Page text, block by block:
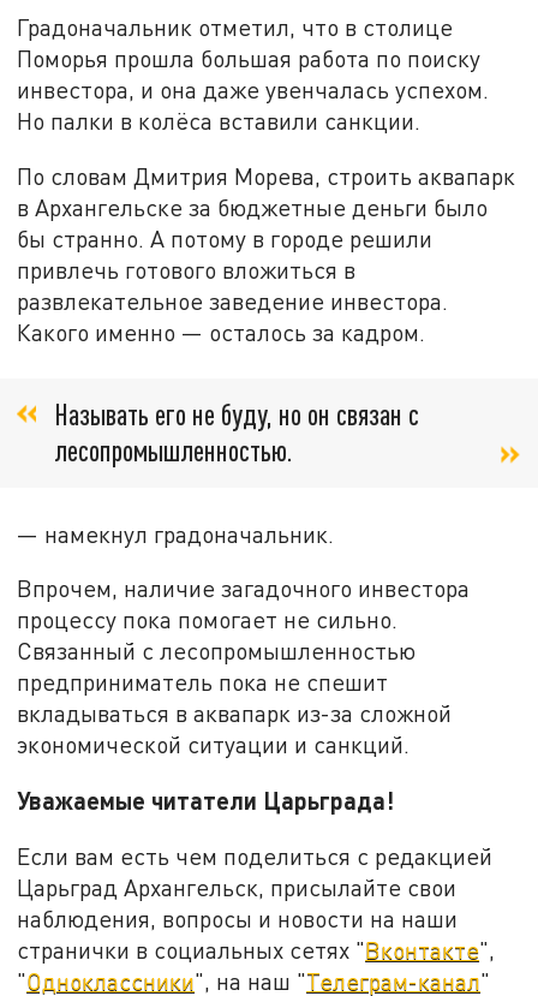
Градоначальник отметил, что в столице
Поморья прошла большая работа по поиску
инвестора, и она даже увенчалась успехом.
Но палки в колёса вставили санкции.
По словам Дмитрия Морева, строить аквапарк
в Архангельске за бюджетные деньги было
бы странно. А потому в городе решили
привлечь готового вложиться в
развлекательное заведение инвестора.
Какого именно — осталось за кадром.
Называть его не буду, но он связан с
лесопромышленностью.
— намекнул градоначальник.
Впрочем, наличие загадочного инвестора
процессу пока помогает не сильно.
Связанный с лесопромышленностью
предприниматель пока не спешит
вкладываться в аквапарк из-за сложной
экономической ситуации и санкций.
Уважаемые читатели Царьграда!
Если вам есть чем поделиться с редакцией
Царьград Архангельск, присылайте свои
наблюдения, вопросы и новости на наши
странички в социальных сетях "Вконтакте",
"Одноклассники", на наш "Телеграм-канал"